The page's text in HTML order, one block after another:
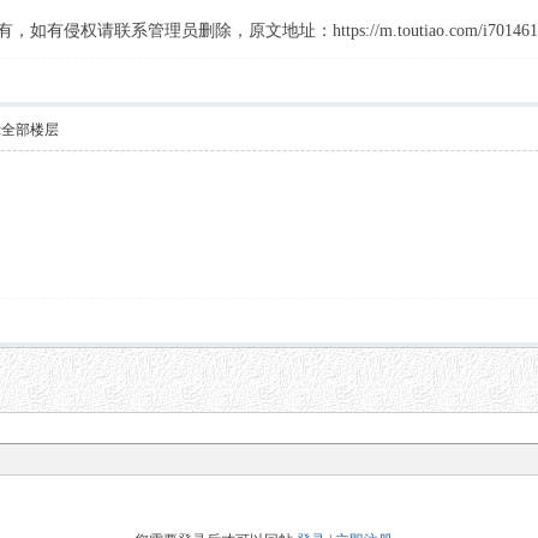
如有侵权请联系管理员删除，原文地址：https://m.toutiao.com/
部楼层